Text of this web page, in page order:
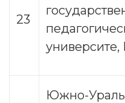
23
Южно-